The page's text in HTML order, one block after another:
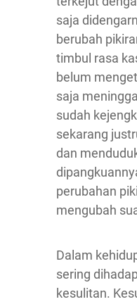
saja
berubah
timbul rasa
belum
saja
sudah
sekarang
dan
perubahan
mengubah
Dalam
sering
kesulitan.